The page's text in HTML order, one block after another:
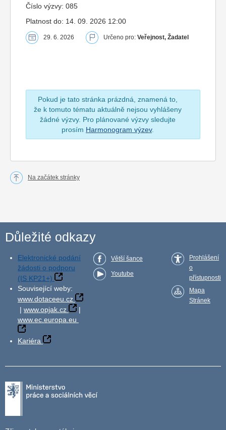
Číslo výzvy: 085
Platnost do: 14. 09. 2026 12:00
29. 6. 2026 Určeno pro: Veřejnost, Žadatel
Pokud je tato stránka prázdná, znamená to,
že k tomuto tématu aktuálně nejsou vyhlášeny
žádné výzvy. Pro plánované výzvy sledujte
prosím Harmonogram výzev.
Na začátek stránky
Důležité odkazy
Elektronické podání
žádosti o podporu
(IS KP21+)
Související weby:
www.dotaceeu.cz
| www.opjak.cz
|
www.ec.europa.eu
Kariéra
Větší šance
Youtube
Prohlášení
o
přístupnosti
Mapa
Stránek